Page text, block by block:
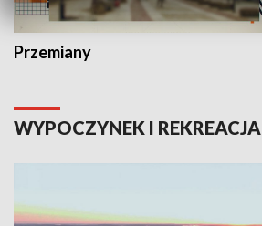
Przemiany
WYPOCZYNEK I REKREACJA